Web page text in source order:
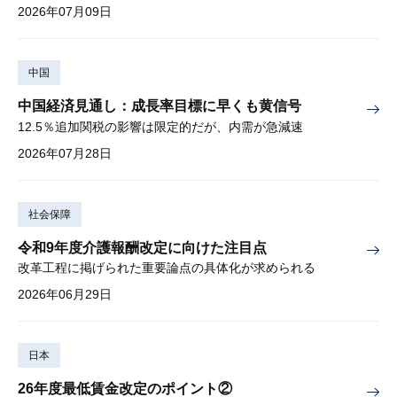
2026年07月09日
中国
中国経済見通し：成長率目標に早くも黄信号
12.5％追加関税の影響は限定的だが、内需が急減速
2026年07月28日
社会保障
令和9年度介護報酬改定に向けた注目点
改革工程に掲げられた重要論点の具体化が求められる
2026年06月29日
日本
26年度最低賃金改定のポイント②